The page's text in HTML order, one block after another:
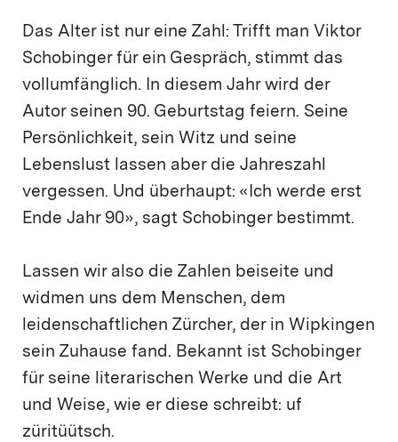
Das Alter ist nur eine Zahl: Trifft man Viktor
Schobinger für ein Gespräch, stimmt das
vollumfänglich. In diesem Jahr wird der
Autor seinen 90. Geburtstag feiern. Seine
Persönlichkeit, sein Witz und seine
Lebenslust lassen aber die Jahreszahl
vergessen. Und überhaupt: «Ich werde erst
Ende Jahr 90», sagt Schobinger bestimmt.
Lassen wir also die Zahlen beiseite und
widmen uns dem Menschen, dem
leidenschaftlichen Zürcher, der in Wipkingen
sein Zuhause fand. Bekannt ist Schobinger
für seine literarischen Werke und die Art
und Weise, wie er diese schreibt: uf
züritüütsch.